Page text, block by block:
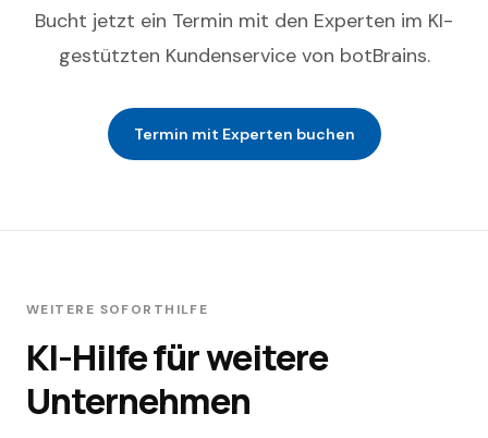
Bucht jetzt ein Termin mit den Experten im KI-
gestützten Kundenservice von botBrains.
Termin mit Experten buchen
WEITERE SOFORTHILFE
KI-Hilfe für weitere
Unternehmen